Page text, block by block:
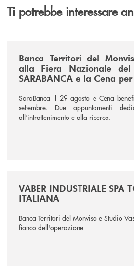
Ti potrebbe interessare
Banca Territori del
alla Fiera Nazionale del
SARABANCA e la Cena
SaraBanca il 29 agosto e Cena
settembre. Due appuntamenti
all’intrattenimento e alla ricerca.
VABER INDUSTRIALE SPA
ITALIANA
Banca Territori del Monviso e Studio
fianco dell'operazione